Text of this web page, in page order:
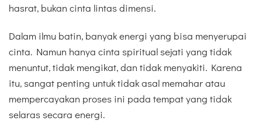
hasrat, bukan cinta lintas dimensi.
Dalam ilmu batin, banyak energi yang bisa menyerupai
cinta. Namun hanya cinta spiritual sejati yang tidak
menuntut, tidak mengikat, dan tidak menyakiti. Karena
itu, sangat penting untuk tidak asal memahar atau
mempercayakan proses ini pada tempat yang tidak
selaras secara energi.